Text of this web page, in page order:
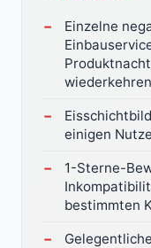
Einzelne
einigen
1-Sterne-
bestimmten